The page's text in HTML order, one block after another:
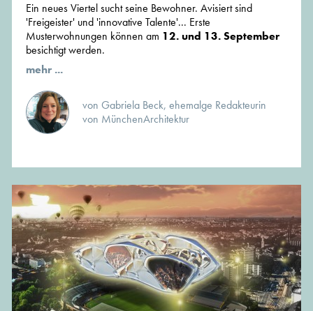
Ein neues Viertel sucht seine Bewohner. Avisiert sind
'Freigeister' und 'innovative Talente'... Erste
Musterwohnungen können am 12. und 13. September
besichtigt werden.
mehr ...
von Gabriela Beck, ehemalge Redakteurin
von MünchenArchitektur